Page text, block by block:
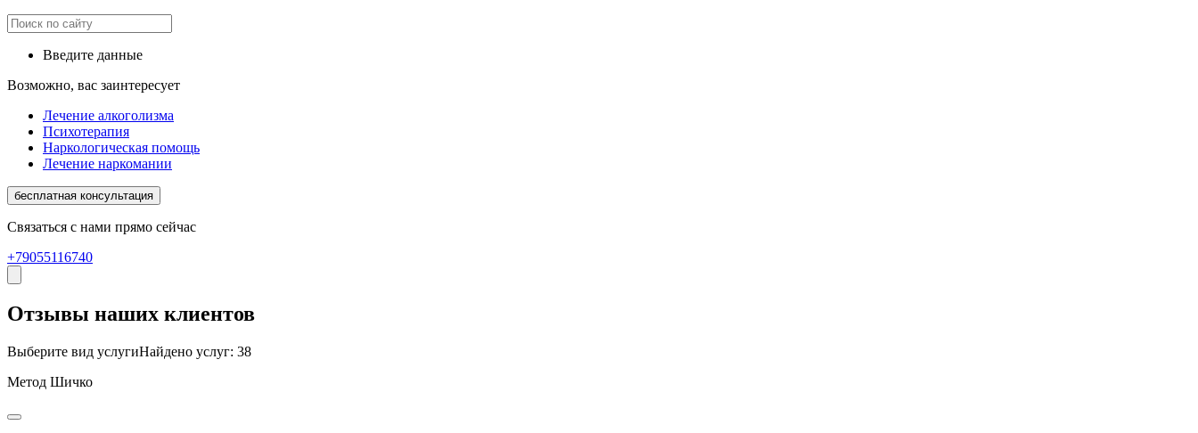
Введите данные
Возможно, вас заинтересует
Лечение алкоголизма
Психотерапия
Наркологическая помощь
Лечение наркомании
бесплатная консультация
Связаться с нами прямо сейчас
+79055116740
Отзывы наших клиентов
Выберите вид услугиНайдено услуг: 38
Метод Шичко